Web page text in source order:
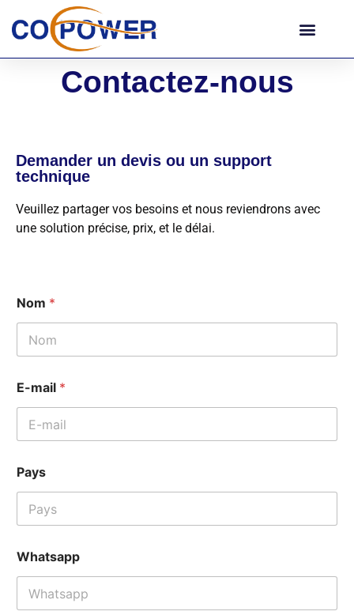
Contactez-nous
Demander un devis ou un support
technique
Veuillez partager vos besoins et nous reviendrons avec
une solution précise, prix, et le délai.
Nom *
e
*
o
r
e
E-mail *
Pays
Whatsapp